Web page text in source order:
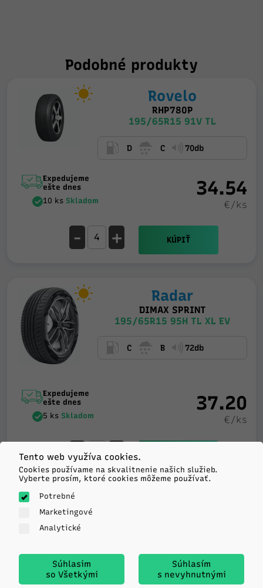
Podobné produkty
Rovelo
RHP780P
195/65R15 91V TL
D C 70db
Expedujeme
ešte dnes
10 ks Skladom
34.54
€/ks
- + KÚPIŤ
Radar
DIMAX SPRINT
195/65R15 95H TL XL EV
C B 72db
Expedujeme
ešte dnes
5 ks Skladom
37.20
€/ks
- +
70db
Tento web využíva cookies.
Cookies používame na skvalitnenie našich služieb.
Vyberte prosím, ktoré cookies môžeme používať.
Potrebné
Marketingové
Analytické
Súhlasim
so Všetkými
Súhlasím
s nevyhnutnými